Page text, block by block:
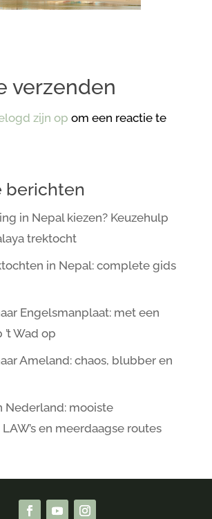
verzenden
zijn op om een reactie te
berichten
in Nepal kiezen? Keuzehulp
trektocht
in Nepal: complete gids
Engelsmanplaat: met een
Wad op
Ameland: chaos, blubber en
Nederland: mooiste
en meerdaagse routes